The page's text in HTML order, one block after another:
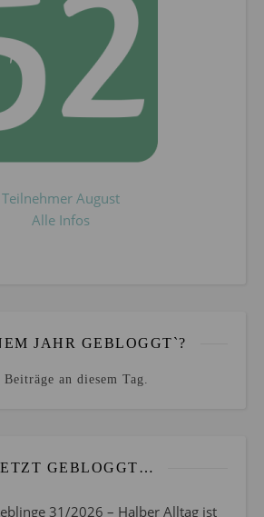
Teilnehmer August
Alle Infos
JAHR GEBLOGGT`?
Beiträge an diesem Tag.
GEBLOGGT…
31/2026 – Halber Alltag ist